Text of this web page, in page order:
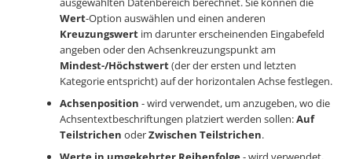
Wert-Option auswählen und einen anderen
Kreuzungswert im darunter erscheinenden Eingabefeld
angeben oder den Achsenkreuzungspunkt am
Mindest-/Höchstwert(der der ersten und letzten
Kategorie entspricht) auf der horizontalen Achse festlegen.
Achsenposition - wird verwendet, um anzugeben, wo die
Achsentextbeschriftungen platziert werden sollen:Auf
Teilstrichen oderZwischen Teilstrichen.